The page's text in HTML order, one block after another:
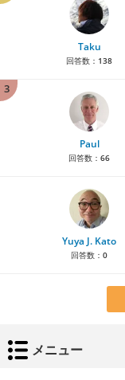
Taku
回答数： 138
3
Paul
回答数： 66
Yuya J. Kato
回答数： 0
メニュー